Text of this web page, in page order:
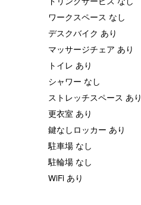
ワークスペース なし
デスクバイク あり
マッサージチェア あり
トイレ あり
シャワー なし
ストレッチスペース あり
更衣室 あり
鍵なしロッカー あり
駐車場 なし
駐輪場 なし
WiFi あり